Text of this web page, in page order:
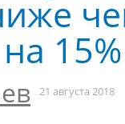
15%
21 августа 2018